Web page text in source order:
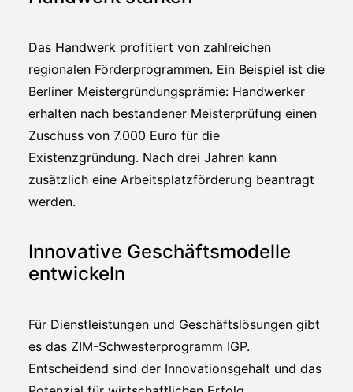
Das Handwerk profitiert von zahlreichen
regionalen Förderprogrammen. Ein Beispiel ist die
Berliner Meistergründungsprämie: Handwerker
erhalten nach bestandener Meisterprüfung einen
Zuschuss von 7.000 Euro für die
Existenzgründung. Nach drei Jahren kann
zusätzlich eine Arbeitsplatzförderung beantragt
werden.
Innovative Geschäftsmodelle
entwickeln
Für Dienstleistungen und Geschäftslösungen gibt
es das ZIM-Schwesterprogramm IGP.
Entscheidend sind der Innovationsgehalt und das